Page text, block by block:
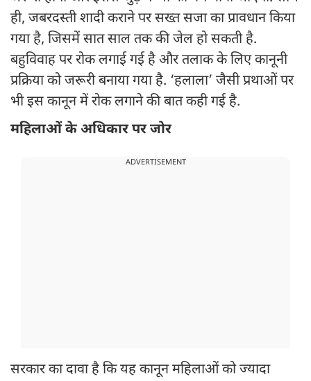
ही, जबरदस्ती शादी कराने पर सख्त सजा का प्रावधान किया
गया है, जिसमें सात साल तक की जेल हो सकती है.
बहुविवाह पर रोक लगाई गई है और तलाक के लिए कानूनी
प्रक्रिया को जरूरी बनाया गया है. ‘हलाला’ जैसी प्रथाओं पर
भी इस कानून में रोक लगाने की बात कही गई है.
महिलाओं के अधिकार पर जोर
ADVERTISEMENT
सरकार का दावा है कि यह कानून महिलाओं को ज्यादा